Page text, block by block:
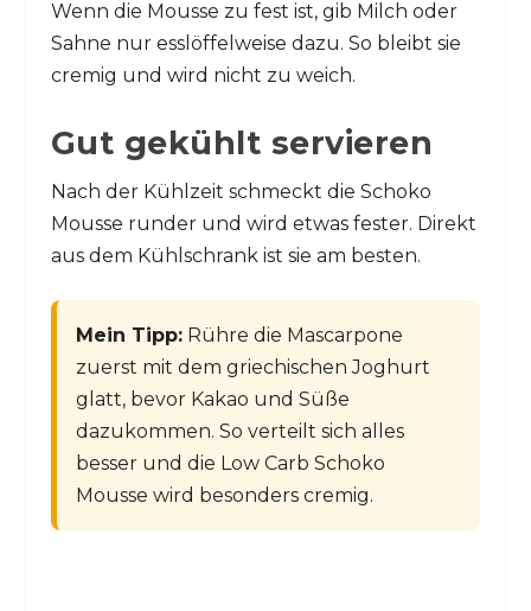
Wenn die Mousse zu fest ist, gib Milch oder
Sahne nur esslöffelweise dazu. So bleibt sie
cremig und wird nicht zu weich.
Gut gekühlt servieren
Nach der Kühlzeit schmeckt die Schoko
Mousse runder und wird etwas fester. Direkt
aus dem Kühlschrank ist sie am besten.
Mein Tipp:Rühre die Mascarpone
zuerst mit dem griechischen Joghurt
glatt, bevor Kakao und Süße
dazukommen. So verteilt sich alles
besser und die Low Carb Schoko
Mousse wird besonders cremig.